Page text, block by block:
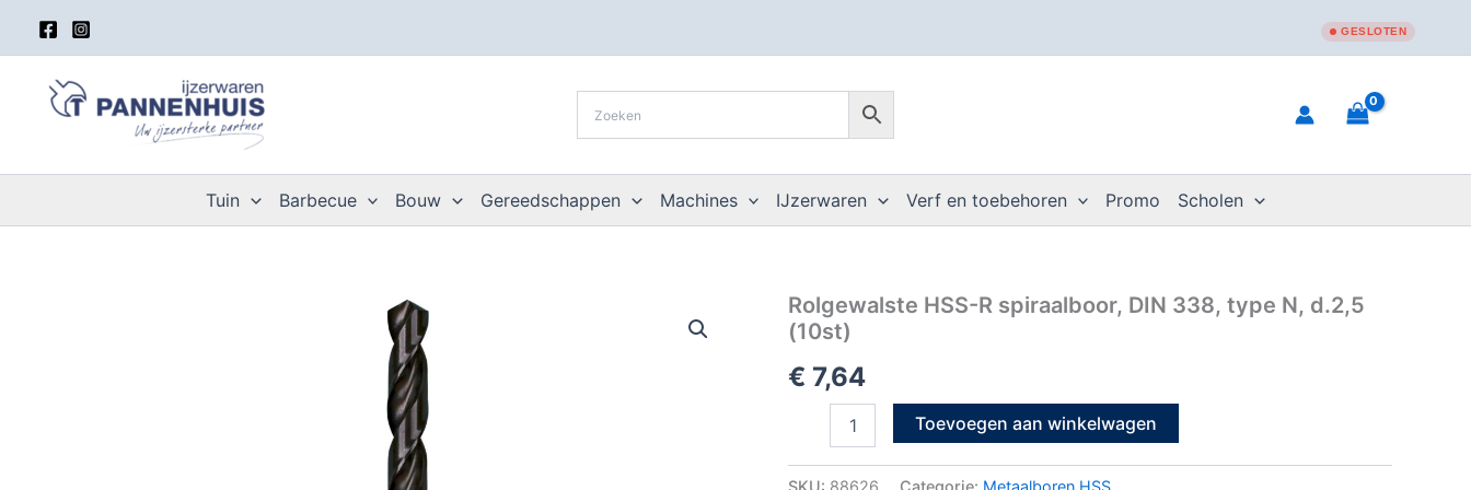
inhoud
GESLOTEN
Tuin Barbecue Bouw Gereedschappen Machines IJzerwaren Verf en toebehoren Promo Scholen
Rolgewalste HSS-R spiraalboor, DIN 338, type N, d.2,5
(10st)
€ 7,64
Rolgewalste
HSS-
R
spiraalboor,
DIN
d.2,5
Toevoegen aan winkelwagen
SKU: 88626 Categorie: Metaalboren HSS